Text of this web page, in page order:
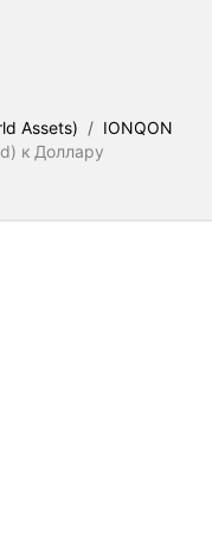
Assets) / IONQON
к Доллару